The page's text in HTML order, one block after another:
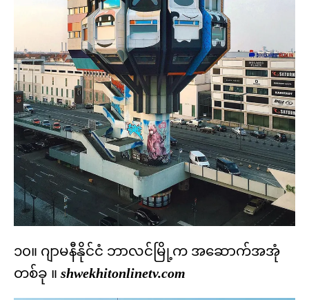
၁၀။ ဂျာမနီနိုင်ငံ ဘာလင်မြို့က အဆောက်အအုံ
တစ်ခု ။ shwekhitonlinetv.com